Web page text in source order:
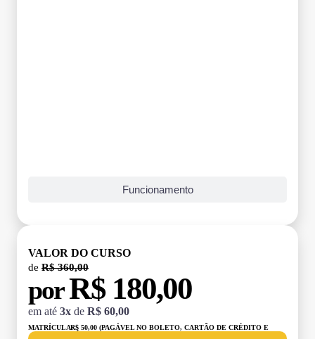
Funcionamento
VALOR DO CURSO
de R$ 360,00
porR$ 180,00
em até 3x de R$ 60,00
MATRÍCULA:R$ 50,00 (PAGÁVEL NO BOLETO, CARTÃO DE CRÉDITO E